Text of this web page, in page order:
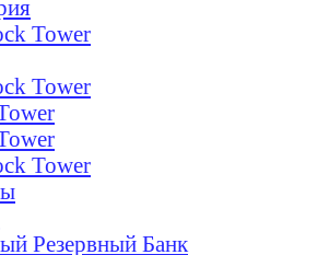
Tower
Tower
Tower
Резервный Банк